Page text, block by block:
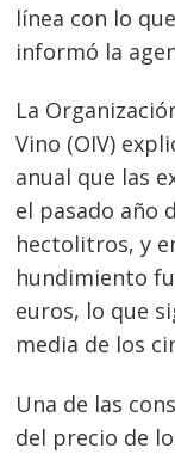
línea con lo
informó la
La
Vino (OIV)
anual que las
el pasado año
hectolitros, y
hundimiento
euros, lo que
media de los
Una de las
del precio de